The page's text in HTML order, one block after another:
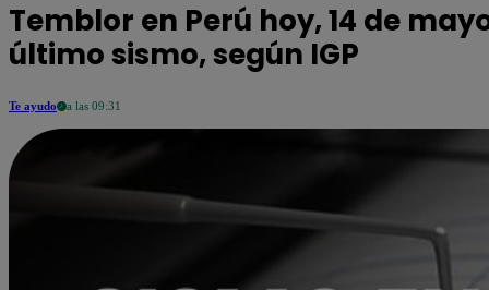
Temblor en Perú hoy, 14 de
último sismo, según IGP
Te ayudo a las 09:31